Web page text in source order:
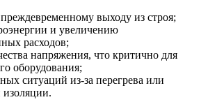
выходу из строя;
и увеличению
расходов;
напряжения, что критично для
оборудования;
ситуаций из-за перегрева или
изоляции.